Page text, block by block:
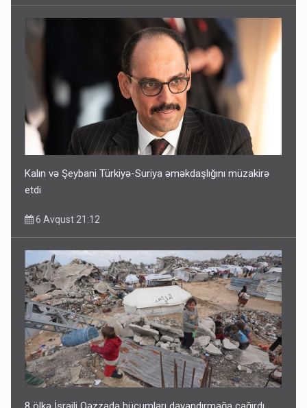
Kalın və Şeybani Türkiyə-Suriya əməkdaşlığını müzakirə
etdi
6 Avqust 21:12